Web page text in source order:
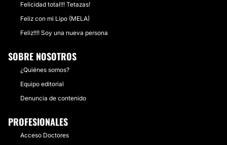
Felicidad total!!! Tetazas!
Feliz con mi Lipo (MELA)
Feliz!!!! Soy una nueva persona
SOBRE NOSOTROS
¿Quiénes somos?
Equipo editorial
Denuncia de contenido
PROFESIONALES
Acceso Doctores